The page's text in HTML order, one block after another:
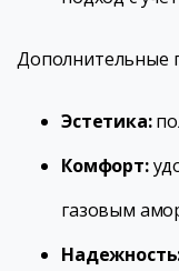
Дополнительные
Эстетика:
Комфорт:
газовым